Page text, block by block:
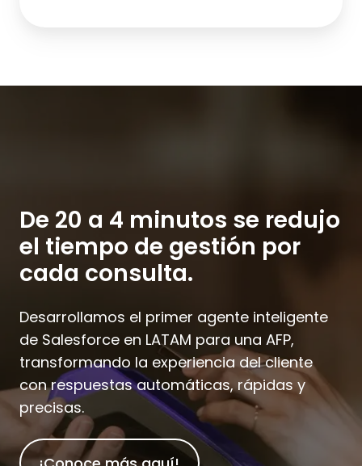
De 20 a 4 minutos se redujo
el tiempo de gestión por
cada consulta.
Desarrollamos el primer agente inteligente
de Salesforce en LATAM para una AFP,
transformando la experiencia del cliente
con respuestas automáticas, rápidas y
precisas.